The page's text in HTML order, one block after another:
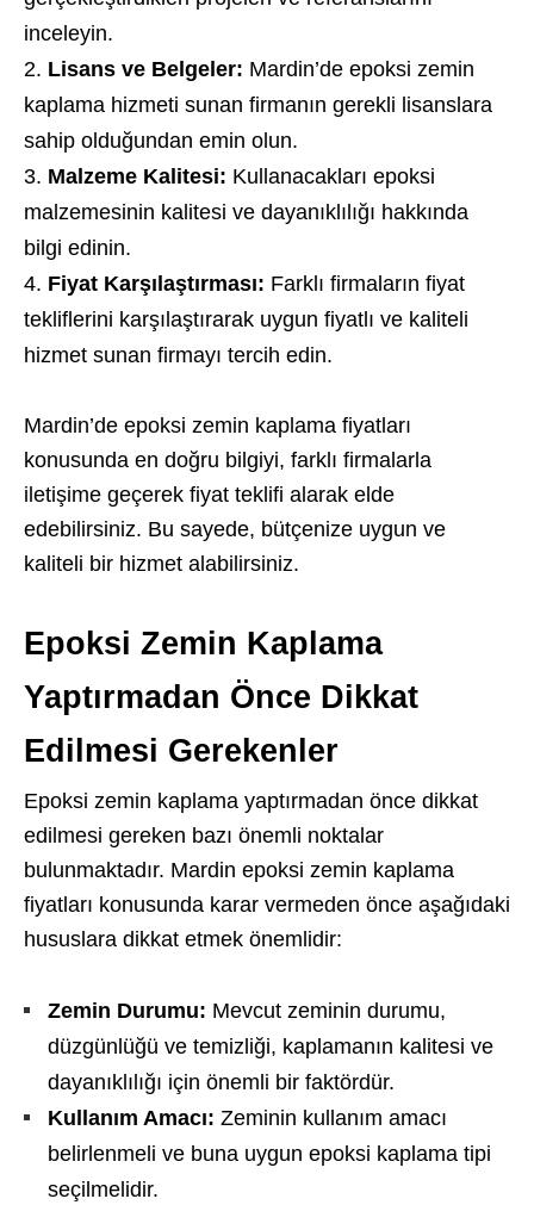
inceleyin.
Lisans ve Belgeler: Mardin’de epoksi zemin
kaplama hizmeti sunan firmanın gerekli lisanslara
sahip olduğundan emin olun.
Malzeme Kalitesi: Kullanacakları epoksi
malzemesinin kalitesi ve dayanıklılığı hakkında
bilgi edinin.
Fiyat Karşılaştırması: Farklı firmaların fiyat
tekliflerini karşılaştırarak uygun fiyatlı ve kaliteli
hizmet sunan firmayı tercih edin.
Mardin’de epoksi zemin kaplama fiyatları
konusunda en doğru bilgiyi, farklı firmalarla
iletişime geçerek fiyat teklifi alarak elde
edebilirsiniz. Bu sayede, bütçenize uygun ve
kaliteli bir hizmet alabilirsiniz.
Epoksi Zemin Kaplama
Yaptırmadan Önce Dikkat
Edilmesi Gerekenler
Epoksi zemin kaplama yaptırmadan önce dikkat
edilmesi gereken bazı önemli noktalar
bulunmaktadır. Mardin epoksi zemin kaplama
fiyatları konusunda karar vermeden önce aşağıdaki
hususlara dikkat etmek önemlidir:
Zemin Durumu: Mevcut zeminin durumu,
düzgünlüğü ve temizliği, kaplamanın kalitesi ve
dayanıklılığı için önemli bir faktördür.
Kullanım Amacı: Zeminin kullanım amacı
belirlenmeli ve buna uygun epoksi kaplama tipi
seçilmelidir.